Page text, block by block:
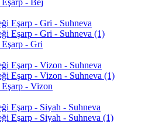
- Gri
- Vizon